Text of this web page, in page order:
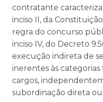
contratante
inciso II, da
regra do concurso
inciso IV, do Decreto
execução indireta de
inerentes às
cargos,
subordinação direta